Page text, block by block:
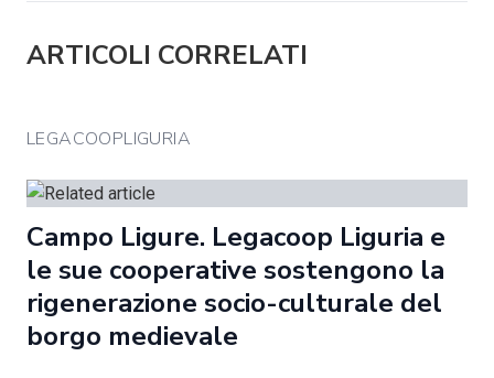
ARTICOLI CORRELATI
LEGACOOPLIGURIA
Campo Ligure. Legacoop Liguria e
le sue cooperative sostengono la
rigenerazione socio-culturale del
borgo medievale